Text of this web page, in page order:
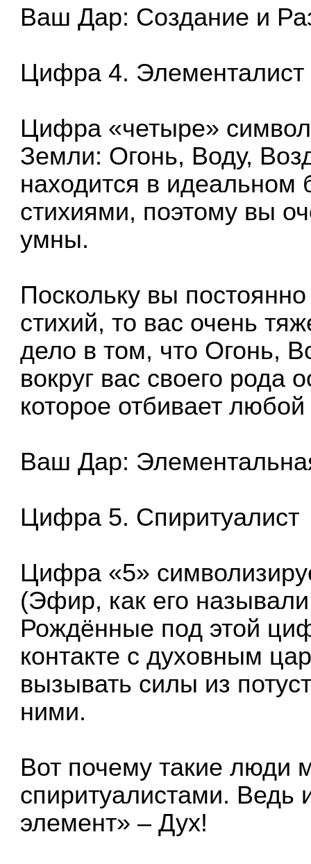
Ваш Дар: Создание и
Цифра 4. Элементалист
Цифра «четыре»
Земли: Огонь, Воду,
находится в идеальном
стихиями, поэтому вы
умны.
Поскольку вы
стихий, то вас очень
дело в том, что Огонь,
вокруг вас своего рода
которое отбивает любой
Ваш Дар:
Цифра 5. Спиритуалист
Цифра «5»
(Эфир, как его
Рождённые под этой
контакте с духовным
вызывать силы из
ними.
Вот почему такие люди
спиритуалистами. Ведь
элемент» – Дух!